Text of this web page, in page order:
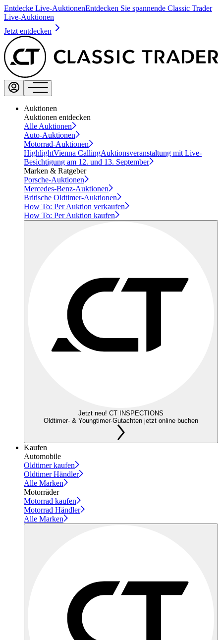
Entdecke Live-AuktionenEntdecken Sie spannende Classic Trader
Live-Auktionen
Jetzt entdecken
Auktionen
Auktionen entdecken
Alle Auktionen
Auto-Auktionen
Motorrad-Auktionen
HighlightVienna CallingAuktionsveranstaltung mit Live-
Besichtigung am 12. und 13. September
Marken & Ratgeber
Porsche-Auktionen
Mercedes-Benz-Auktionen
Britische Oldtimer-Auktionen
How To: Per Auktion verkaufen
How To: Per Auktion kaufen
Jetzt neu! CT INSPECTIONS
Oldtimer- & Youngtimer-Gutachten jetzt online buchen
Kaufen
Automobile
Oldtimer kaufen
Oldtimer Händler
Alle Marken
Motorräder
Motorrad kaufen
Motorrad Händler
Alle Marken